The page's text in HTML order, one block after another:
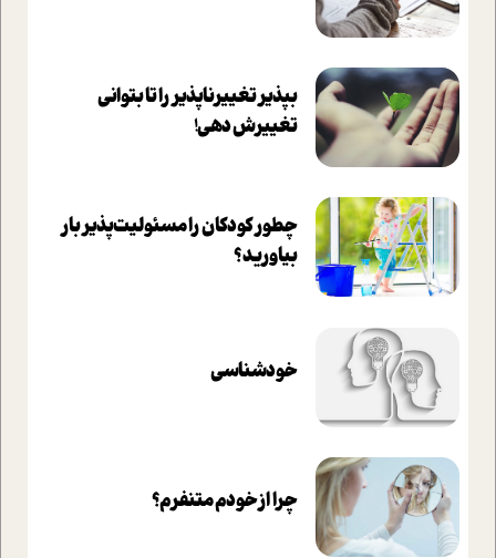
بپذير تغييرناپذير را تا بتواني
تغييرش دهي!‏
چطور کودکان را مسئولیت‌پذیر بار
بیاورید؟
خودشناسی
چرا از خودم متنفرم؟